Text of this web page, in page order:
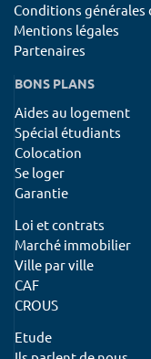
Conditions
Mentions légales
Partenaires
BONS PLANS
Aides au logement
Spécial étudiants
Colocation
Se loger
Garantie
Loi et contrats
Marché immobilier
Ville par ville
CAF
CROUS
Etude